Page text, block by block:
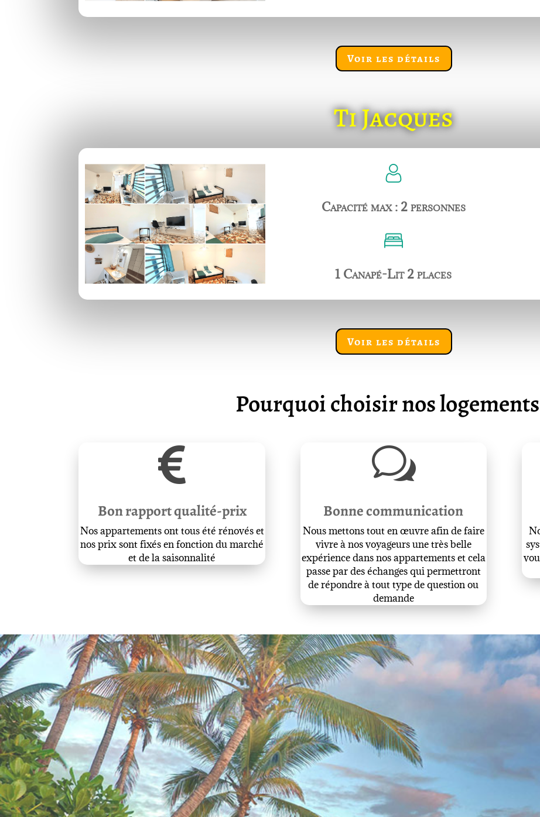
Voir les détails
Ti Jacques
Capacité max : 2 personnes
1 Canapé-Lit 2 places
Voir les détails
Pourquoi choisir nos

Bon rapport qualité-prix
Nos appartements ont tous été rénovés et
nos prix sont fixés en fonction du marché
et de la saisonnalité
w
Bonne communication
Nous mettons tout en œuvre afin de faire
vivre à nos voyageurs une très belle
expérience dans nos appartements et cela
passe par des échanges qui permettront
de répondre à tout type de question ou
demande